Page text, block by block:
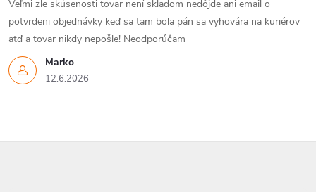
Marko
12.6.2026
Veľmi zle skúsenosti tovar není skladom nedôjde ani email o
potvrdeni objednávky keď sa tam bola pán sa vyhovára na kuriérov
atď a tovar nikdy nepošle! Neodporúčam